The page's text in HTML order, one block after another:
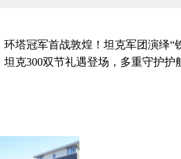
环塔冠军首战敦煌！坦克军团演绎“
坦克300双节礼遇登场，多重守护护